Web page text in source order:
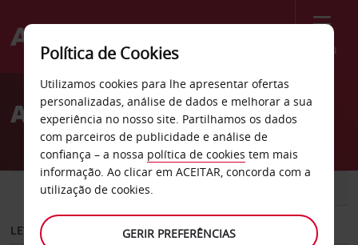
Menu
Welcome
AvisAluguer de carros Brunico
CARRO
LEVANTAR EM
Política de Cookies
Utilizamos cookies para lhe apresentar ofertas
personalizadas, análise de dados e melhorar a sua
experiência no nosso site. Partilhamos os dados
com parceiros de publicidade e análise de
confiança – a nossa política de cookies tem mais
informação. Ao clicar em ACEITAR, concorda com a
utilização de cookies.
GERIR PREFERÊNCIAS